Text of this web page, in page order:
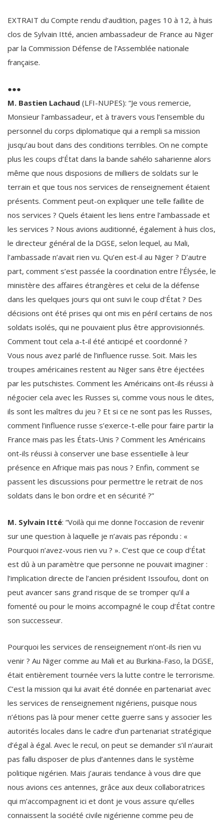
EXTRAIT du Compte rendu d’audition, pages 10 à 12, à huis
clos de Sylvain Itté, ancien ambassadeur de France au Niger
par la Commission Défense de l’Assemblée nationale
française.
●●●
M. Bastien Lachaud (LFI-NUPES): “Je vous remercie,
Monsieur l’ambassadeur, et à travers vous l’ensemble du
personnel du corps diplomatique qui a rempli sa mission
jusqu’au bout dans des conditions terribles. On ne compte
plus les coups d’État dans la bande sahélo saharienne alors
même que nous disposions de milliers de soldats sur le
terrain et que tous nos services de renseignement étaient
présents. Comment peut-on expliquer une telle faillite de
nos services ? Quels étaient les liens entre l’ambassade et
les services ? Nous avions auditionné, également à huis clos,
le directeur général de la DGSE, selon lequel, au Mali,
l’ambassade n’avait rien vu. Qu’en est-il au Niger ? D’autre
part, comment s’est passée la coordination entre l’Élysée, le
ministère des affaires étrangères et celui de la défense
dans les quelques jours qui ont suivi le coup d’État ? Des
décisions ont été prises qui ont mis en péril certains de nos
soldats isolés, qui ne pouvaient plus être approvisionnés.
Comment tout cela a-t-il été anticipé et coordonné ?
Vous nous avez parlé de l’influence russe. Soit. Mais les
troupes américaines restent au Niger sans être éjectées
par les putschistes. Comment les Américains ont-ils réussi à
négocier cela avec les Russes si, comme vous nous le dites,
ils sont les maîtres du jeu ? Et si ce ne sont pas les Russes,
comment l’influence russe s’exerce-t-elle pour faire partir la
France mais pas les États-Unis ? Comment les Américains
ont-ils réussi à conserver une base essentielle à leur
présence en Afrique mais pas nous ? Enfin, comment se
passent les discussions pour permettre le retrait de nos
soldats dans le bon ordre et en sécurité ?”
M. Sylvain Itté: “Voilà qui me donne l’occasion de revenir
sur une question à laquelle je n’avais pas répondu : «
Pourquoi n’avez-vous rien vu ? ». C’est que ce coup d’État
est dû à un paramètre que personne ne pouvait imaginer :
l’implication directe de l’ancien président Issoufou, dont on
peut avancer sans grand risque de se tromper qu’il a
fomenté ou pour le moins accompagné le coup d’État contre
son successeur.
Pourquoi les services de renseignement n’ont-ils rien vu
venir ? Au Niger comme au Mali et au Burkina-Faso, la DGSE,
était entièrement tournée vers la lutte contre le terrorisme.
C’est la mission qui lui avait été donnée en partenariat avec
les services de renseignement nigériens, puisque nous
n’étions pas là pour mener cette guerre sans y associer les
autorités locales dans le cadre d’un partenariat stratégique
d’égal à égal. Avec le recul, on peut se demander s’il n’aurait
pas fallu disposer de plus d’antennes dans le système
politique nigérien. Mais j’aurais tendance à vous dire que
nous avions ces antennes, grâce aux deux collaboratrices
qui m’accompagnent ici et dont je vous assure qu’elles
connaissent la société civile nigérienne comme peu de